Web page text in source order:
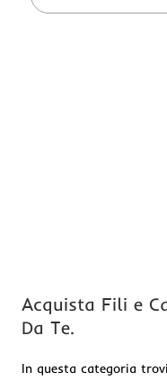
Acquista Fili e
Da Te.
In questa categoria trovi